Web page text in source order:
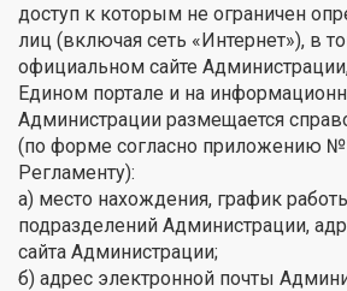
доступ к которым не ограничен
лиц (включая сеть «Интернет»), в
официальном сайте
Едином портале и на
Администрации размещается
(по форме согласно приложению №
Регламенту):
а) место нахождения, график
подразделений Администрации,
сайта Администрации;
б) адрес электронной почты